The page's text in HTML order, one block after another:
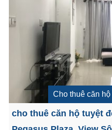
Cho thuê căn
cho thuê căn hộ tuyệt